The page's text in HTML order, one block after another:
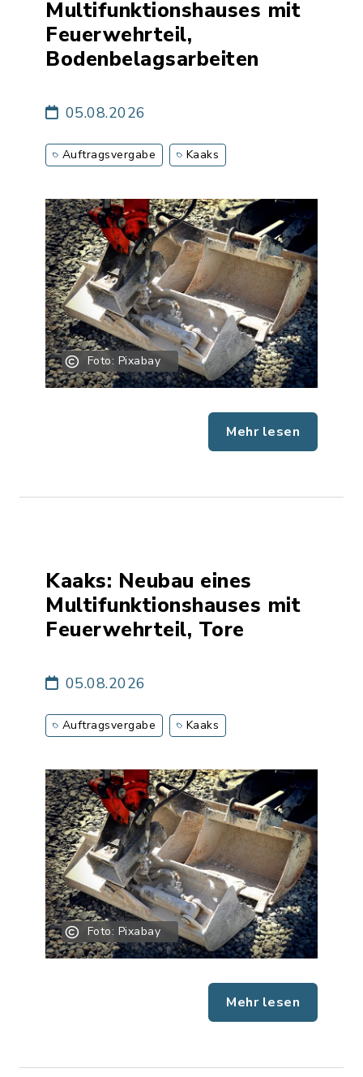
Multifunktionshauses mit
Feuerwehrteil,
Bodenbelagsarbeiten
05.08.2026
Auftragsvergabe Kaaks
Foto: Pixabay
Mehr lesen
Kaaks: Neubau eines
Multifunktionshauses mit
Feuerwehrteil, Tore
05.08.2026
Auftragsvergabe Kaaks
Foto: Pixabay
Mehr lesen